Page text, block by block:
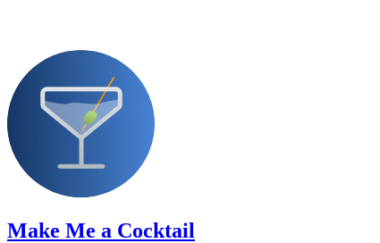
Make Me a Cocktail